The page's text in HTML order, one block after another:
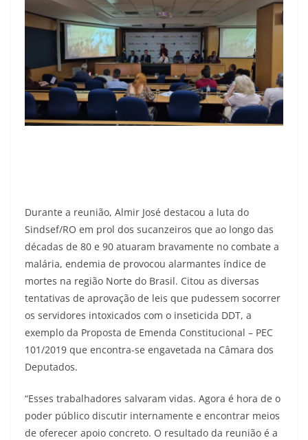
Durante a reunião, Almir José destacou a luta do
Sindsef/RO em prol dos sucanzeiros que ao longo das
décadas de 80 e 90 atuaram bravamente no combate a
malária, endemia de provocou alarmantes índice de
mortes na região Norte do Brasil. Citou as diversas
tentativas de aprovação de leis que pudessem socorrer
os servidores intoxicados com o inseticida DDT, a
exemplo da Proposta de Emenda Constitucional – PEC
101/2019 que encontra-se engavetada na Câmara dos
Deputados.
“Esses trabalhadores salvaram vidas. Agora é hora de o
poder público discutir internamente e encontrar meios
de oferecer apoio concreto. O resultado da reunião é a